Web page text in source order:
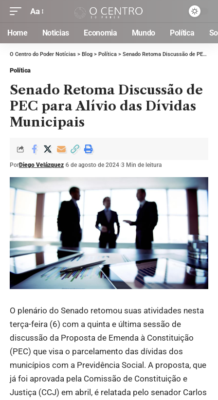
Aa
Home Noticias Economia Mundo Política
O Centro do Poder Notícias > Blog > Política > Senado Retoma Discussão de PEC para Alívio das Dívidas Municipais
Política
Senado Retoma Discussão de
PEC para Alívio das Dívidas
Municipais
PorDiego Velázquez 6 de agosto de 2024 3 Min de leitura
O plenário do Senado retomou suas atividades nesta
terça-feira (6) com a quinta e última sessão de
discussão da Proposta de Emenda à Constituição
(PEC) que visa o parcelamento das dívidas dos
municípios com a Previdência Social. A proposta, que
já foi aprovada pela Comissão de Constituição e
Justiça (CCJ) em abril, é relatada pelo senador Carlos